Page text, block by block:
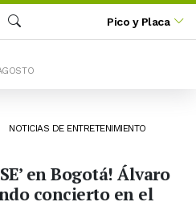
Buscar
Pico y Placa
NOTICIAS DE ENTRETENIMIENTO
en Bogotá! Álvaro
concierto en el